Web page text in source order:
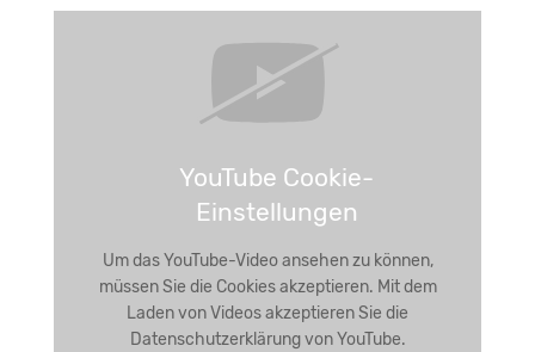
YouTube Cookie-
Einstellungen
Um das YouTube-Video ansehen zu können,
müssen Sie die Cookies akzeptieren. Mit dem
Laden von Videos akzeptieren Sie die
Datenschutzerklärung von YouTube.